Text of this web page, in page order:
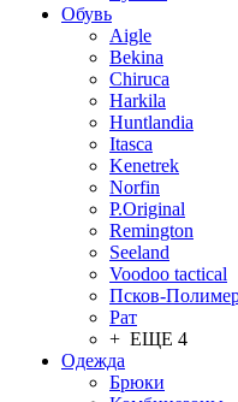
Обувь
Aigle
Bekina
Chiruсa
Harkila
Huntlandia
Itasca
Kenetrek
Norfin
P.Original
Remington
Seeland
Voodoo tactical
Псков-
Рат
+ ЕЩЕ 4
Одежда
Брюки